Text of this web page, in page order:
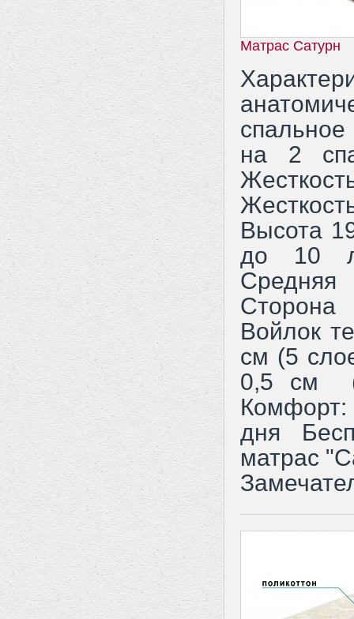
Матрас Сатурн
на 2
Высота
до 10
Войлок
см (5
0,5 см
Комфорт:
дня
матрас